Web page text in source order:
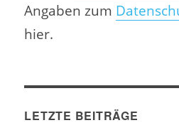
Angaben zum
hier.
LETZTE BEITRÄGE